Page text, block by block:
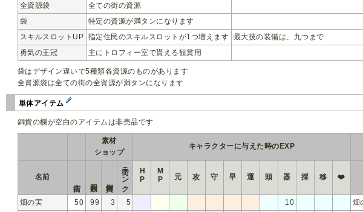
全資源袋
全ての街の資源
袋
特定の資源が満タンになります
スキルスロットUP 指定住民のスキルスロットが1つ増えます 最大技の装備は、九つまで
勇気の王冠
主にトロフィー室で貰える観賞用
袋はデザイン違いで5種類各資源のものがあります
全資源袋は全ての街の全資源が満タンになります
単体アイテム
銅貨の欄が空白のアイテムは非売品です
素材
ショップ
キャラクターに与えた時のEXP
名前 街ランク HP MP 元 攻 守 早 運 頭 器 採 移 ❤️
畑の実 50 99 3 5 10
畑